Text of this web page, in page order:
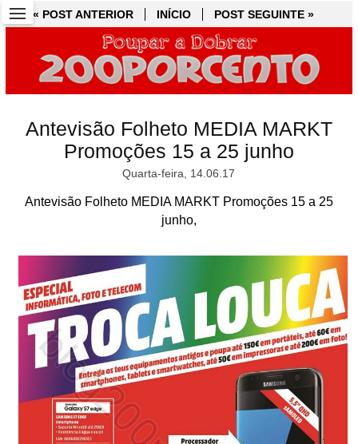
« POST ANTERIOR INÍCIO POST SEGUINTE »
Antevisão Folheto MEDIA MARKT
Promoções 15 a 25 junho
Quarta-feira, 14.06.17
Antevisão Folheto MEDIA MARKT Promoções 15 a 25
junho,
« POST ANTERIOR INÍCIO POST SEGUINTE »